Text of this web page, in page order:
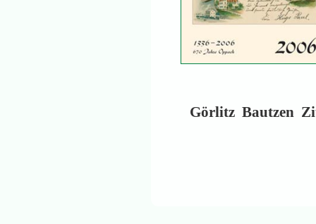
Görlitz Bautzen